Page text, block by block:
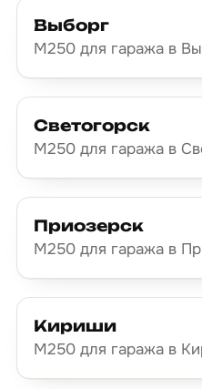
Выборг
М250 для гаража в
Светогорск
М250 для гаража в
Приозерск
М250 для гаража в
Кириши
М250 для гаража в